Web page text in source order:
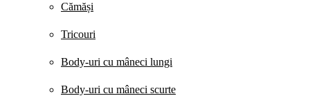
Cămăși
Tricouri
Body-uri cu mâneci lungi
Body-uri cu mâneci scurte